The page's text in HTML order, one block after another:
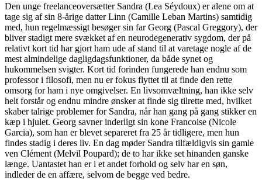
Den unge freelanceoversætter Sandra (Lea Séydoux) er alene om at
tage sig af sin 8-årige datter Linn (Camille Leban Martins) samtidig
med, hun regelmæssigt besøger sin far Georg (Pascal Greggory), der
bliver stadigt mere svækket af en neurodegenerativ sygdom, der på
relativt kort tid har gjort ham ude af stand til at varetage nogle af de
mest almindelige dagligdagsfunktioner, da både synet og
hukommelsen svigter. Kort tid forinden fungerede han endnu som
professor i filosofi, men nu er fokus flyttet til at finde den rette
omsorg for ham i nye omgivelser. En livsomvæltning, han ikke selv
helt forstår og endnu mindre ønsker at finde sig tilrette med, hvilket
skaber talrige problemer for Sandra, når han gang på gang stikker en
kæp i hjulet. Georg savner inderligt sin kone Francoise (Nicole
Garcia), som han er blevet separeret fra 25 år tidligere, men hun
findes stadig i deres liv. En dag møder Sandra tilfældigvis sin gamle
ven Clément (Melvil Poupard); de to har ikke set hinanden ganske
længe. Uantastet han er i et andet forhold og selv har en søn,
indleder de en affære, selvom de begge ved bedre.